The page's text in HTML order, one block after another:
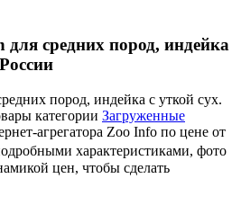
средних пород, индейка
пород, индейка с уткой сух.
категории Загруженные
агрегатора Zoo Info по цене от
характеристиками, фото
цен, чтобы сделать